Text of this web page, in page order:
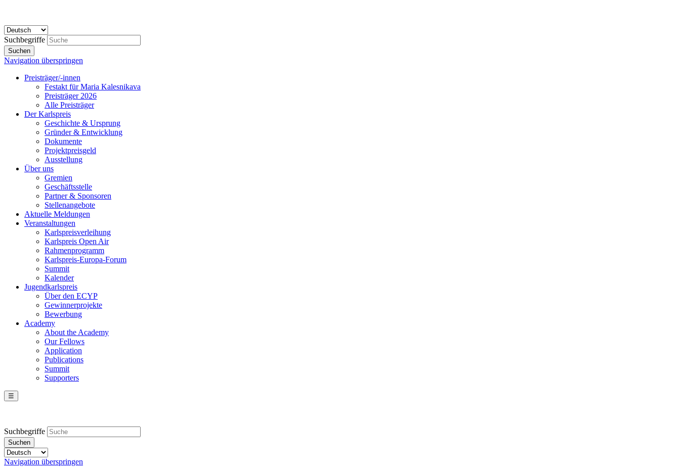
Suchbegriffe
Suchen
Navigation überspringen
Preisträger/-innen
Festakt für Maria Kalesnikava
Preisträger 2026
Alle Preisträger
Der Karlspreis
Geschichte & Ursprung
Gründer & Entwicklung
Dokumente
Projektpreisgeld
Ausstellung
Über uns
Gremien
Geschäftsstelle
Partner & Sponsoren
Stellenangebote
Aktuelle Meldungen
Veranstaltungen
Karlspreisverleihung
Karlspreis Open Air
Rahmenprogramm
Karlspreis-Europa-Forum
Summit
Kalender
Jugendkarlspreis
Über den ECYP
Gewinnerprojekte
Bewerbung
Academy
About the Academy
Our Fellows
Application
Publications
Summit
Supporters
☰
Suchbegriffe
Suchen
Navigation überspringen